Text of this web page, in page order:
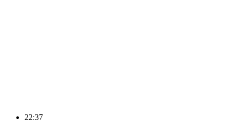
22:37